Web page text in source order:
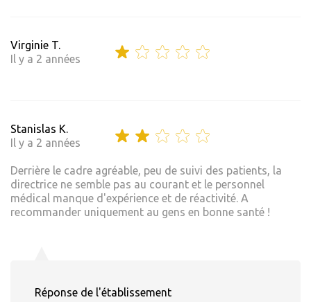
Virginie T.
Il y a 2 années
Stanislas K.
Il y a 2 années
Derrière le cadre agréable, peu de suivi des patients, la
directrice ne semble pas au courant et le personnel
médical manque d'expérience et de réactivité. A
recommander uniquement au gens en bonne santé !
Réponse de l'établissement